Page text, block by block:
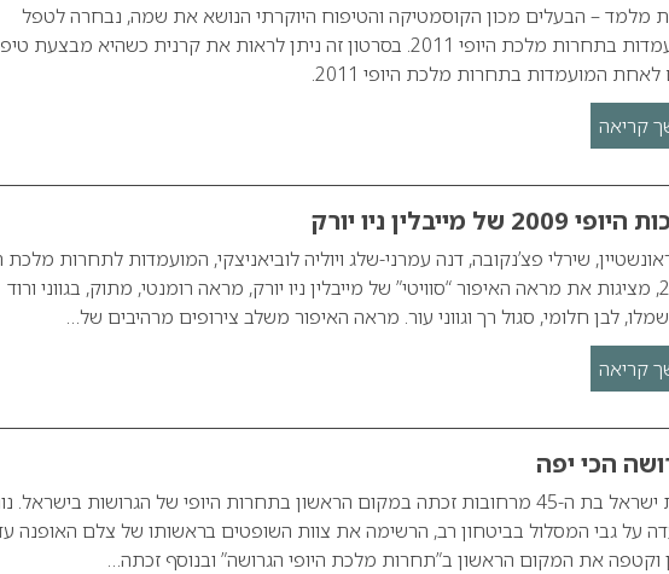
מלמד – הבעלים מכון הקוסמטיקה והטיפוח היוקרתי הנושא את שמה, נבחרה לטפל
במועמדות בתחרות מלכת היופי 2011. בסרטון זה ניתן לראות את קרנית כשהיא מבצעת
לאחת המועמדות בתחרות מלכת היופי 2011.
קריאה
2009 של מייבלין ניו יורק
שירלי פצ’נקובה, דנה עמרני-שלג ויוליה לוביאניצקי, המועמדות לתחרות מלכת
2009, מציגות את מראה האיפור “סוויטי” של מייבלין ניו יורק, מראה רומנטי, מתוק, בגווני ורוד
לבן חלומי, סגול רך וגווני עור. מראה האיפור משלב צירופים מרהיבים של…
קריאה
הכי יפה
נורית ישראל בת ה-45 מרחובות זכתה במקום הראשון בתחרות היופי של הגרושות בישראל.
על גבי המסלול בביטחון רב, הרשימה את צוות השופטים בראשותו של צלם האופנה
וקטפה את המקום הראשון ב”תחרות מלכת היופי הגרושה” ובנוסף זכתה…